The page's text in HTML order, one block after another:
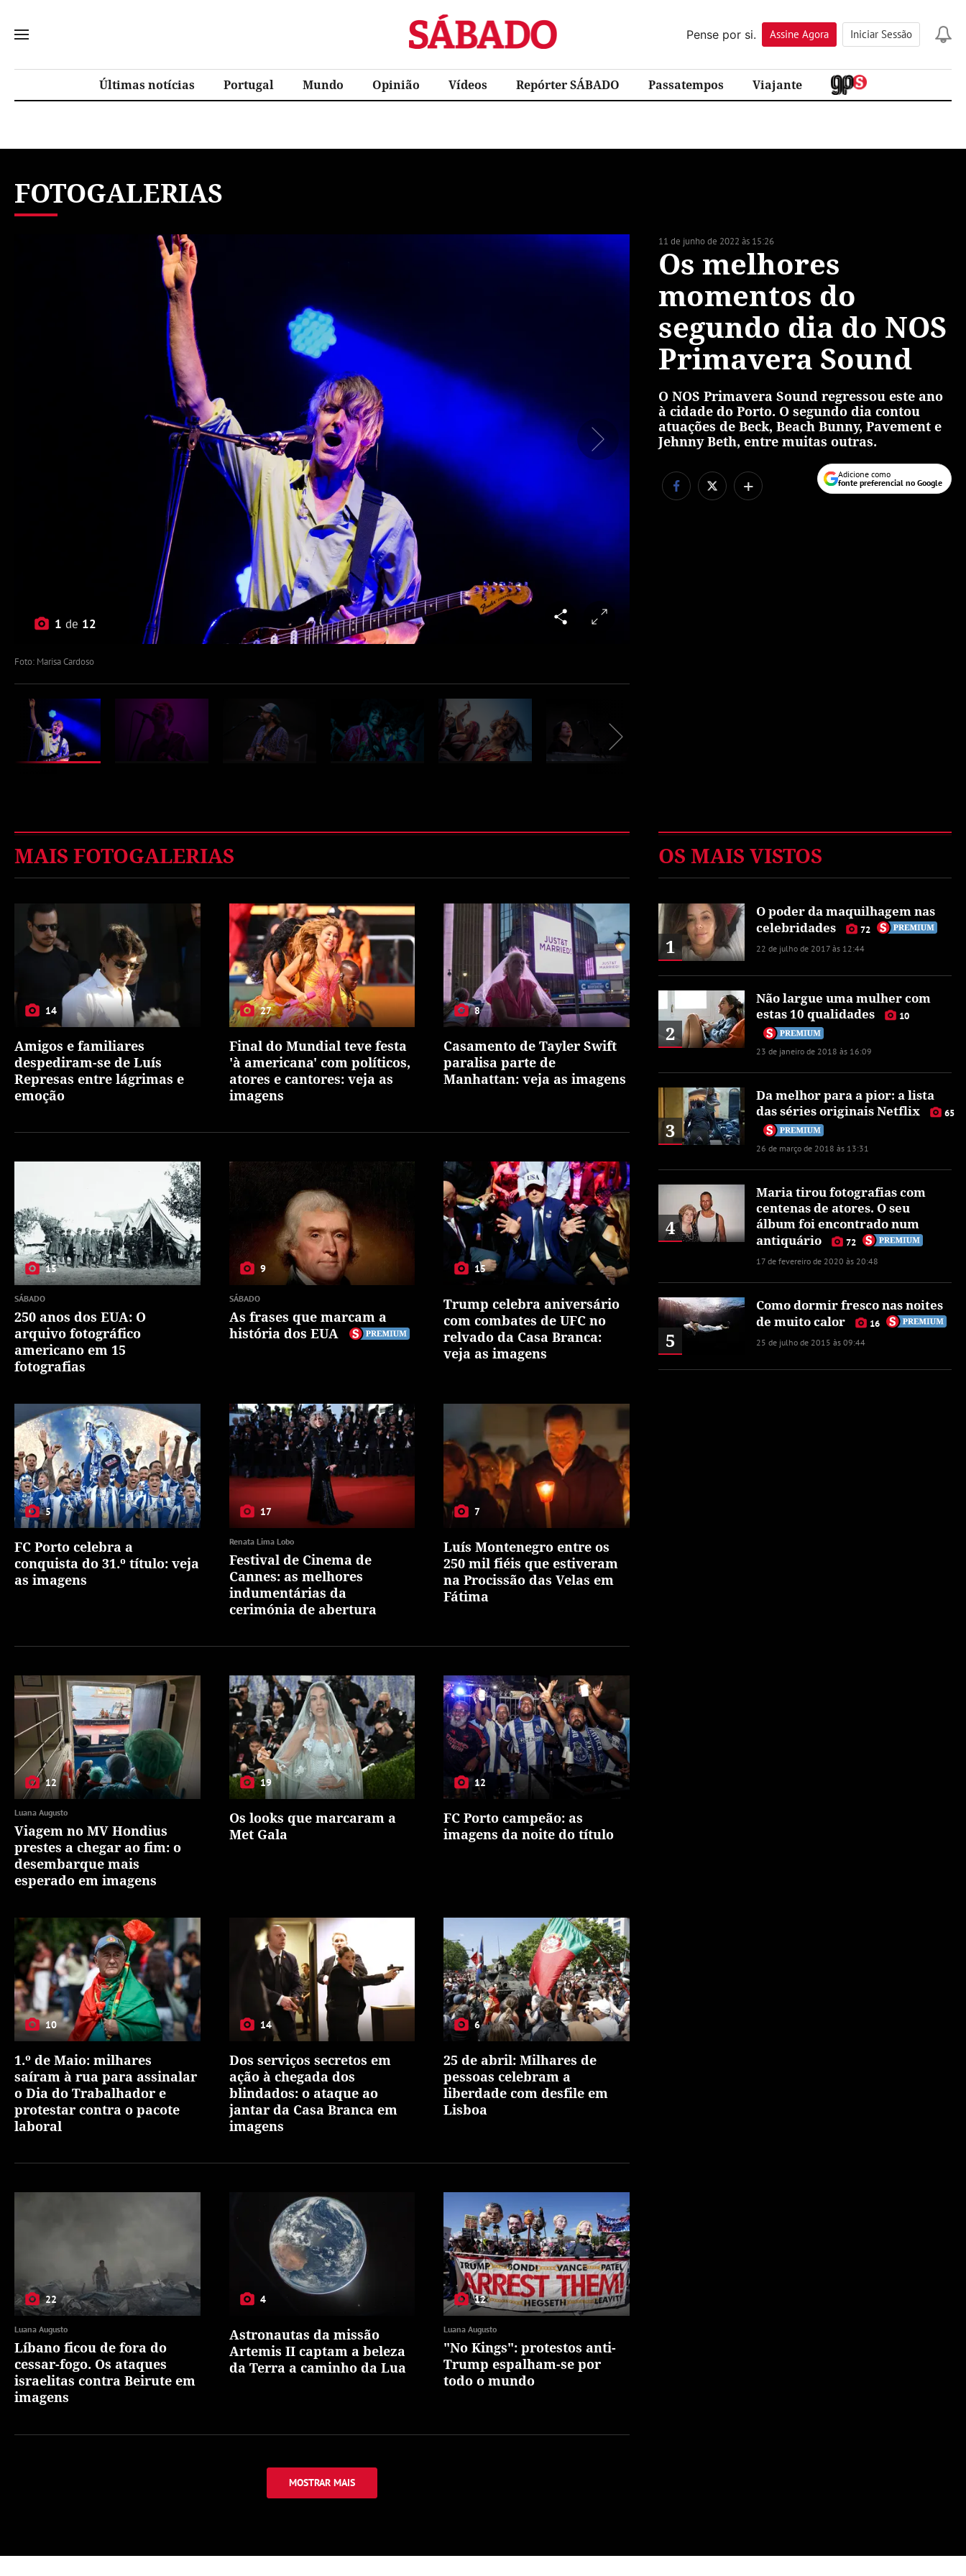
Sábado
Pense por si.
Assine Agora Iniciar Sessão
Últimas notícias Portugal Mundo Opinião Vídeos Repórter SÁBADO Passatempos Viajante
FOTOGALERIAS
1 de 12
Foto: Marisa Cardoso
11 de junho de 2022 às 15:26
Os melhores
momentos do
segundo dia do NOS
Primavera Sound
O NOS Primavera Sound regressou este ano
à cidade do Porto. O segundo dia contou
atuações de Beck, Beach Bunny, Pavement e
Jehnny Beth, entre muitas outras.
+
Adicione como
fonte preferencial no Google
MAIS FOTOGALERIAS
14
Amigos e familiares
despediram-se de Luís
Represas entre lágrimas e
emoção
27
Final do Mundial teve festa
'à americana' com políticos,
atores e cantores: veja as
imagens
8
Casamento de Tayler Swift
paralisa parte de
Manhattan: veja as imagens
15
SÁBADO
250 anos dos EUA: O
arquivo fotográfico
americano em 15
fotografias
9
SÁBADO
As frases que marcam a
história dos EUA
15
Trump celebra aniversário
com combates de UFC no
relvado da Casa Branca:
veja as imagens
5
FC Porto celebra a
conquista do 31.º título: veja
as imagens
17
Renata Lima Lobo
Festival de Cinema de
Cannes: as melhores
indumentárias da
cerimónia de abertura
7
Luís Montenegro entre os
250 mil fiéis que estiveram
na Procissão das Velas em
Fátima
12
Luana Augusto
Viagem no MV Hondius
prestes a chegar ao fim: o
desembarque mais
esperado em imagens
19
Os looks que marcaram a
Met Gala
12
FC Porto campeão: as
imagens da noite do título
10
1.º de Maio: milhares
saíram à rua para assinalar
o Dia do Trabalhador e
protestar contra o pacote
laboral
14
Dos serviços secretos em
ação à chegada dos
blindados: o ataque ao
jantar da Casa Branca em
imagens
6
25 de abril: Milhares de
pessoas celebram a
liberdade com desfile em
Lisboa
22
Luana Augusto
Líbano ficou de fora do
cessar-fogo. Os ataques
israelitas contra Beirute em
imagens
4
Astronautas da missão
Artemis II captam a beleza
da Terra a caminho da Lua
12
Luana Augusto
"No Kings": protestos anti-
Trump espalham-se por
todo o mundo
MOSTRAR MAIS
OS MAIS VISTOS
1
O poder da maquilhagem nas
celebridades
72
22 de julho de 2017 às 12:44
2
Não largue uma mulher com
estas 10 qualidades
10
23 de janeiro de 2018 às 16:09
3
Da melhor para a pior: a lista
das séries originais Netflix
65
26 de março de 2018 às 13:31
4
Maria tirou fotografias com
centenas de atores. O seu
álbum foi encontrado num
antiquário
72
17 de fevereiro de 2020 às 20:48
5
Como dormir fresco nas noites
de muito calor
16
25 de julho de 2015 às 09:44